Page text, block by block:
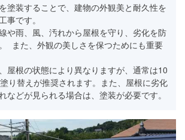
塗装することで、建物の外観美と耐久性を
事です。
や雨、風、汚れから屋根を守り、劣化を防
また、外観の美しさを保つためにも重要
屋根の状態により異なりますが、通常は10
り替えが推奨されます。また、屋根に劣化
などが見られる場合は、塗装が必要です。